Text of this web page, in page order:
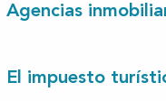
Agencias
El impuesto
Vielle-Saint-Girons